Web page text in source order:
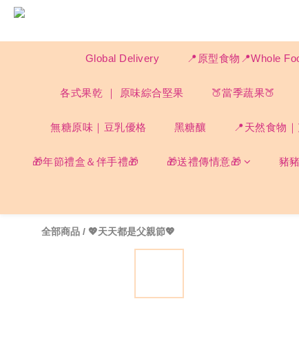
Global Delivery 📍原型食物📍Whole
各式果乾 ｜ 原味綜合堅果 🍑當季蔬果🍑
無糖原味｜豆乳優格 黑糖釀 📍天然食物
🎁年節禮盒＆伴手禮🎁 🎁送禮傳情意🎁 豬
全部商品 / 💖天天都是父親節💖